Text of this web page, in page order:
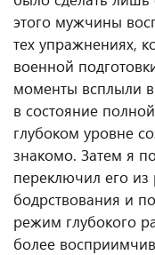
этого мужчины
тех упражнениях,
военной
моменты всплыли
в состояние
глубоком уровне
знакомо. Затем я
переключил его
бодрствования и
режим глубокого
более